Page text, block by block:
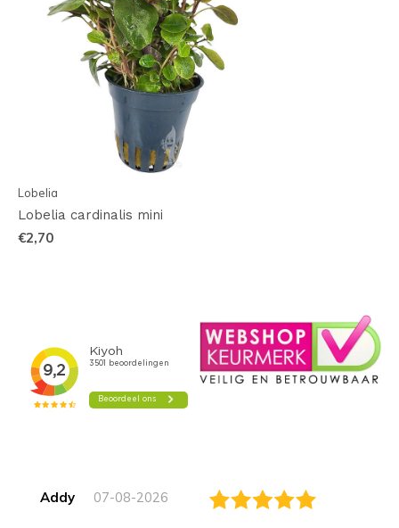
Lobelia
Lobelia cardinalis mini
€2,70
Addy 07-08-2026